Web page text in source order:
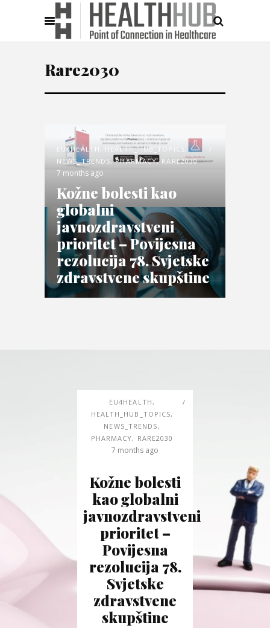
Rare2030
EU4HEALTH HEALTH_HUB_TOPICS
NEWS_TRENDS,PHARMACY, RARE2030
7 months ago
Kožne bolesti kao
globalni
javnozdravstveni
prioritet – Povijesna
rezolucija 78. Svjetske
zdravstvene skupštine
EU4HEALTH,
HEALTH_HUB_TOPICS,
NEWS_TRENDS,
PHARMACY, RARE2030
7 months ago
Kožne bolesti
kao globalni
javnozdravstveni
prioritet –
Povijesna
rezolucija 78.
Svjetske
zdravstvene
skupštine